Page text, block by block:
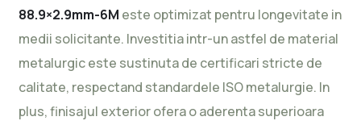
88.9×2.9mm-6M este optimizat pentru longevitate in
medii solicitante. Investitia intr-un astfel de material
metalurgic este sustinuta de certificari stricte de
calitate, respectand standardele ISO metalurgie. In
plus, finisajul exterior ofera o aderenta superioara